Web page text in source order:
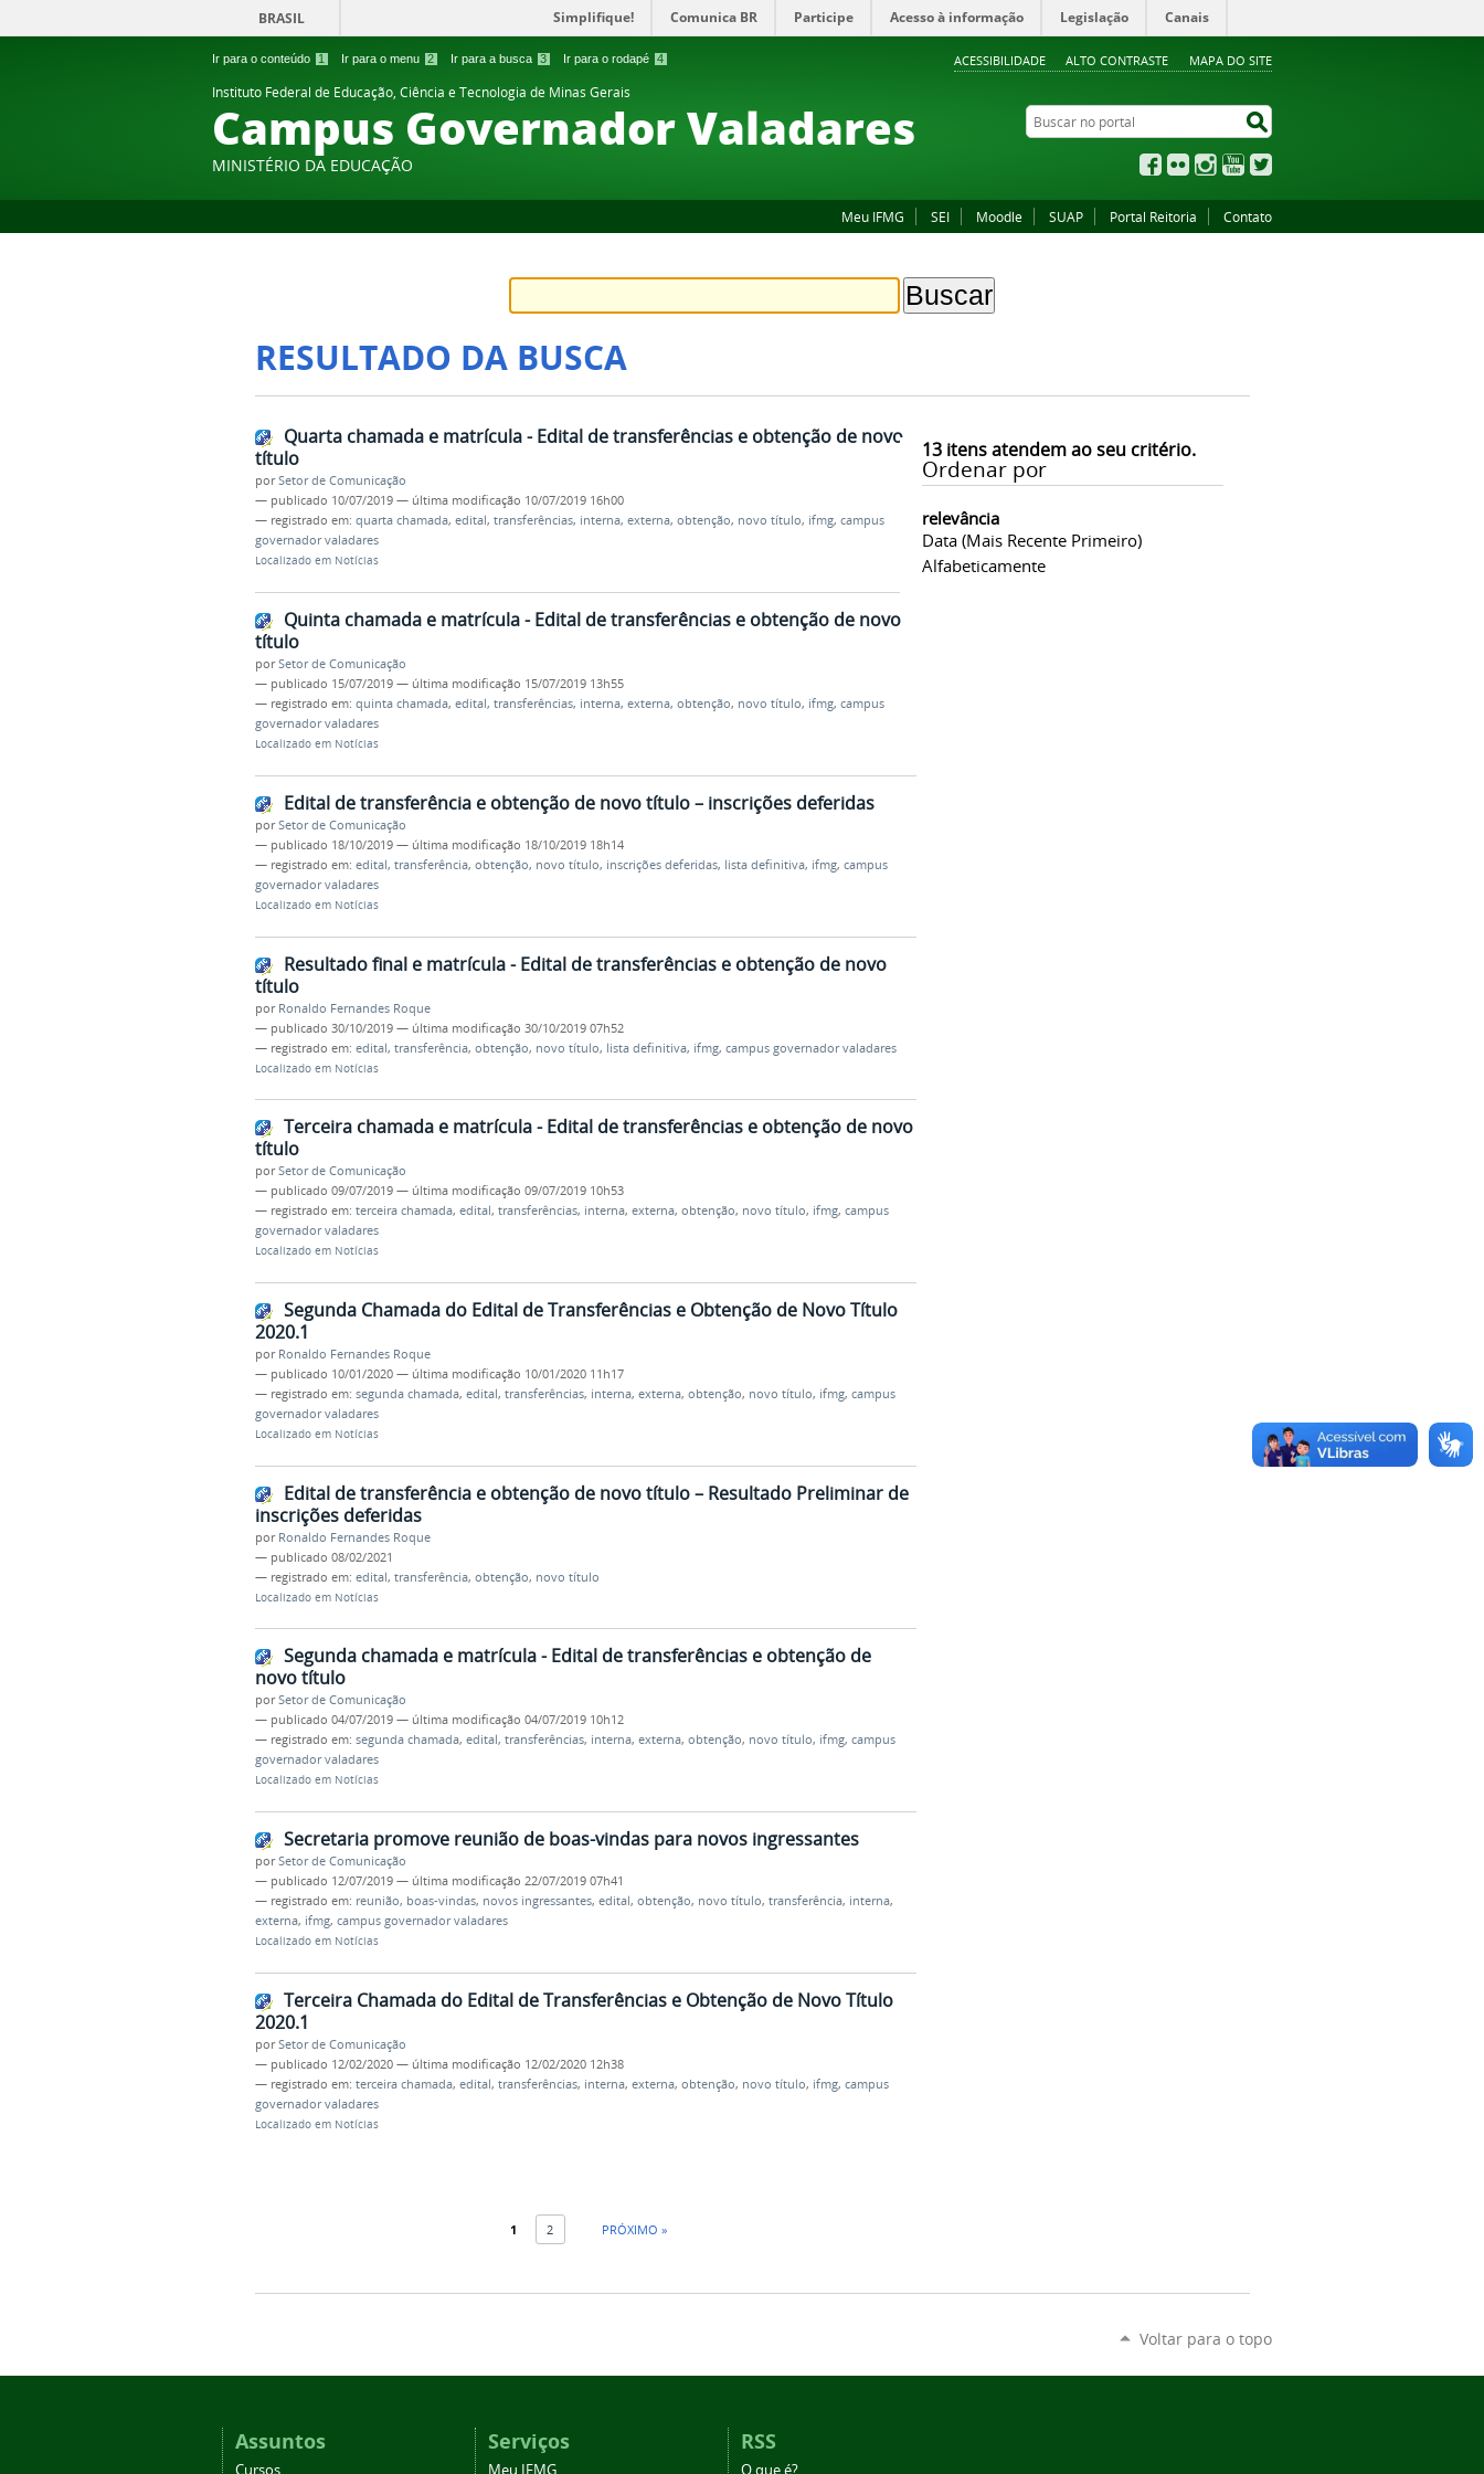
Ir para o conteúdo 1 Ir para o menu 2 Ir para a busca 3 Ir para o rodapé 4 ACESSIBILIDADE ALTO CONTRASTE MAPA DO SITE
BRASIL Simplifique! Comunica BR Participe Acesso à informação Legislação Canais
Instituto Federal de Educação, Ciência e Tecnologia de Minas Gerais
Campus Governador Valadares
MINISTÉRIO DA EDUCAÇÃO
Buscar no portal
Facebook
Flickr InstagramYouTube
Meu IFMG SEI Moodle SUAP Portal Reitoria Contato
RESULTADO DA BUSCA
13itens atendem ao seu critério.
Ordenar por
relevância
Data (mais Recente Primeiro)
Alfabeticamente
Quarta chamada e matrícula - Edital de transferências e obtenção de novo
título
porSetor de Comunicação
— publicado 10/07/2019 — última modificação 10/07/2019 16h00
— registrado em: quarta chamada, edital, transferências, interna, externa, obtenção, novo título, ifmg, campus
governador valadares
Localizado em Notícias
Quinta chamada e matrícula - Edital de transferências e obtenção de novo
título
porSetor de Comunicação
— publicado 15/07/2019 — última modificação 15/07/2019 13h55
— registrado em: quinta chamada, edital, transferências, interna, externa, obtenção, novo título, ifmg, campus
governador valadares
Localizado em Notícias
Edital de transferência e obtenção de novo título – inscrições deferidas
porSetor de Comunicação
— publicado 18/10/2019 — última modificação 18/10/2019 18h14
— registrado em: edital, transferência, obtenção, novo título, inscrições deferidas, lista definitiva, ifmg, campus
governador valadares
Localizado em Notícias
Resultado final e matrícula - Edital de transferências e obtenção de novo
título
por Ronaldo Fernandes Roque
— publicado 30/10/2019 — última modificação 30/10/2019 07h52
— registrado em: edital, transferência, obtenção, novo título, lista definitiva, ifmg, campus governador valadares
Localizado em Notícias
Terceira chamada e matrícula - Edital de transferências e obtenção de novo
título
porSetor de Comunicação
— publicado 09/07/2019 — última modificação 09/07/2019 10h53
— registrado em: terceira chamada, edital, transferências, interna, externa, obtenção, novo título, ifmg, campus
governador valadares
Localizado em Notícias
Segunda Chamada do Edital de Transferências e Obtenção de Novo Título
2020.1
por Ronaldo Fernandes Roque
— publicado 10/01/2020 — última modificação 10/01/2020 11h17
— registrado em: segunda chamada, edital, transferências, interna, externa, obtenção, novo título, ifmg, campus
governador valadares
Localizado em Notícias
Edital de transferência e obtenção de novo título – Resultado Preliminar de
inscrições deferidas
por Ronaldo Fernandes Roque
— publicado 08/02/2021
— registrado em: edital, transferência, obtenção, novo título
Localizado em Notícias
Segunda chamada e matrícula - Edital de transferências e obtenção de
novo título
porSetor de Comunicação
— publicado 04/07/2019 — última modificação 04/07/2019 10h12
— registrado em: segunda chamada, edital, transferências, interna, externa, obtenção, novo título, ifmg, campus
governador valadares
Localizado em Notícias
Secretaria promove reunião de boas-vindas para novos ingressantes
porSetor de Comunicação
— publicado 12/07/2019 — última modificação 22/07/2019 07h41
— registrado em: reunião, boas-vindas, novos ingressantes, edital, obtenção, novo título, transferência, interna,
externa, ifmg, campus governador valadares
Localizado em Notícias
Terceira Chamada do Edital de Transferências e Obtenção de Novo Título
2020.1
porSetor de Comunicação
— publicado 12/02/2020 — última modificação 12/02/2020 12h38
— registrado em: terceira chamada, edital, transferências, interna, externa, obtenção, novo título, ifmg, campus
governador valadares
Localizado em Notícias
1 2 PRÓXIMO »
Voltar para o topo
Assuntos
Cursos
Serviços
Meu IFMG
RSS
O que é?